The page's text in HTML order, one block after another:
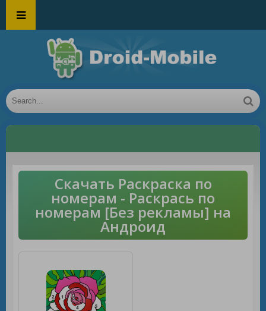
Скачать Раскраска по
номерам - Раскрась по
номерам [Без рекламы] на
Андроид